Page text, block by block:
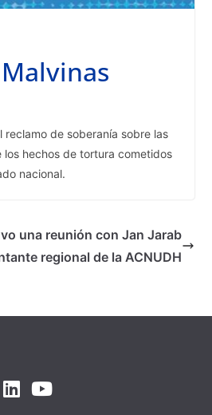
reclamo de soberanía sobre las
los hechos de tortura cometidos
nacional.
una reunión con Jan Jarab
regional de la ACNUDH